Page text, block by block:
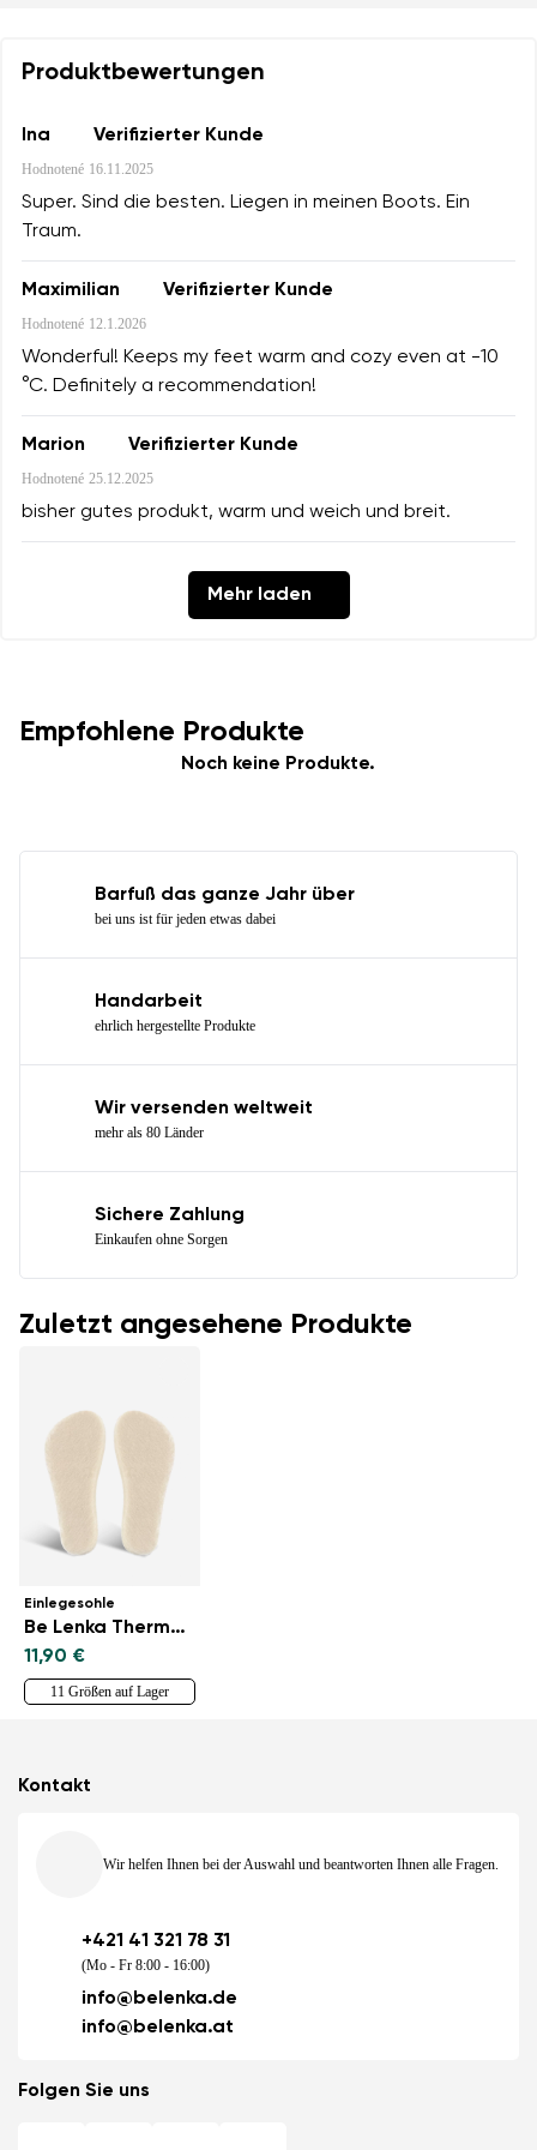
Sprache auswählen
Ich bin mit der Verarbeitung der eingegebenen
personenbezogenen Daten im Sinne von
Bedingungenund deren Veröffentlichung
einverstanden.
Produktbewertungen
Ina Verifizierter Kunde
Hodnotené 16.11.2025
Super. Sind die besten. Liegen in meinen Boots. Ein
Traum.
Maximilian Verifizierter Kunde
Hodnotené 12.1.2026
Wonderful! Keeps my feet warm and cozy even at -10
°C. Definitely a recommendation!
Marion Verifizierter Kunde
Hodnotené 25.12.2025
bisher gutes produkt, warm und weich und breit.
Mehr laden
Bewertung
personenbezogenen Daten im Sinne von dieser
Bedingungenund deren Veröffentlichung
einverstanden.
Empfohlene Produkte
Noch keine Produkte.
Barfuß das ganze Jahr über
bei uns ist für jeden etwas dabei
Handarbeit
ehrlich hergestellte Produkte
Wir versenden weltweit
mehr als 80 Länder
Sichere Zahlung
Einkaufen ohne Sorgen
Zuletzt angesehene Produkte
Einlegesohle
Be Lenka ThermoWool
11,90 €
11 Größen auf Lager
Kontakt
Wir helfen Ihnen bei der Auswahl und beantworten Ihnen alle Fragen.
+421 41 321 78 31
(Mo - Fr 8:00 - 16:00)
info@belenka.de
info@belenka.at
Folgen Sie uns